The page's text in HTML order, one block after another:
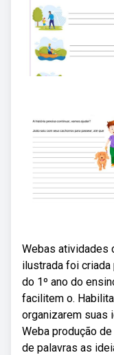
Webas atividades
ilustrada foi criada
do 1º ano do
facilitem o.
organizarem suas
Weba produção
de palavras as